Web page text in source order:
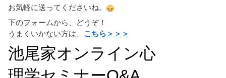
お気軽に送ってくださいね。
下のフォームから、どうぞ！
うまくいかない方は、 こちら＞＞＞